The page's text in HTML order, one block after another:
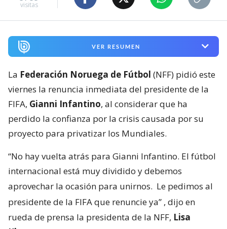
visitas
VER RESUMEN
La Federación Noruega de Fútbol (NFF) pidió este
viernes la renuncia inmediata del presidente de la
FIFA, Gianni Infantino, al considerar que ha
perdido la confianza por la crisis causada por su
proyecto para privatizar los Mundiales.
“No hay vuelta atrás para Gianni Infantino. El fútbol
internacional está muy dividido y debemos
aprovechar la ocasión para unirnos. Le pedimos al
presidente de la FIFA que renuncie ya” , dijo en
rueda de prensa la presidenta de la NFF, Lisa